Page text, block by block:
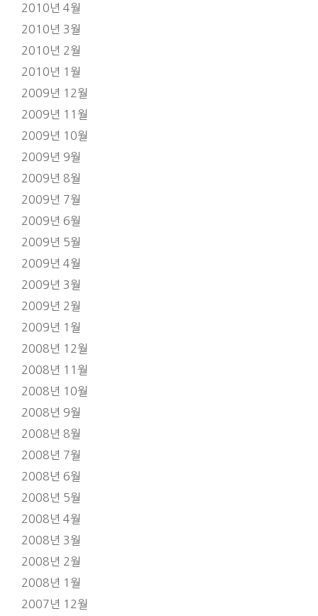
2010년 4월
2010년 3월
2010년 2월
2010년 1월
2009년 12월
2009년 11월
2009년 10월
2009년 9월
2009년 8월
2009년 7월
2009년 6월
2009년 5월
2009년 4월
2009년 3월
2009년 2월
2009년 1월
2008년 12월
2008년 11월
2008년 10월
2008년 9월
2008년 8월
2008년 7월
2008년 6월
2008년 5월
2008년 4월
2008년 3월
2008년 2월
2008년 1월
2007년 12월